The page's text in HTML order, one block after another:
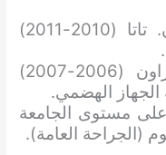
حصل على منحة جيه. إن. تاتا (2010-2011)
حصل على منحة بي. براون (2006-2007)
الجهاز الهضمي.
مستوى الجامعة
(الجراحة العامة).